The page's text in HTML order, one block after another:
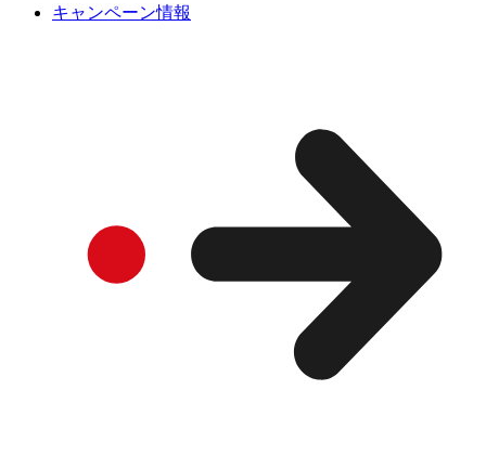
キャンペーン情報